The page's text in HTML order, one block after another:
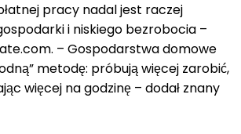
pracy nadal jest raczej
i niskiego bezrobocia –
– Gospodarstwa domowe
metodę: próbują więcej zarobić,
więcej na godzinę – dodał znany